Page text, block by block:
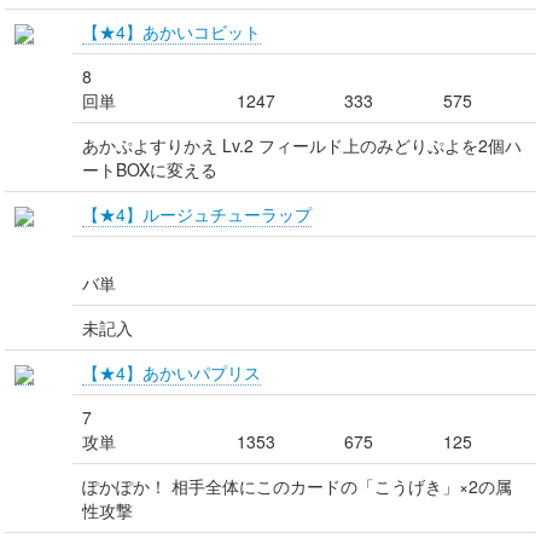
【★4】あかいコビット
8
回単
1247 333
575
あかぷよすりかえ Lv.2 フィールド上のみどりぷよを2個ハ
ートBOXに変える
【★4】ルージュチューラップ
バ単
未記入
【★4】あかいパプリス
7
攻単
1353 675
125
ぽかぽか！ 相手全体にこのカードの「こうげき」×2の属
性攻撃